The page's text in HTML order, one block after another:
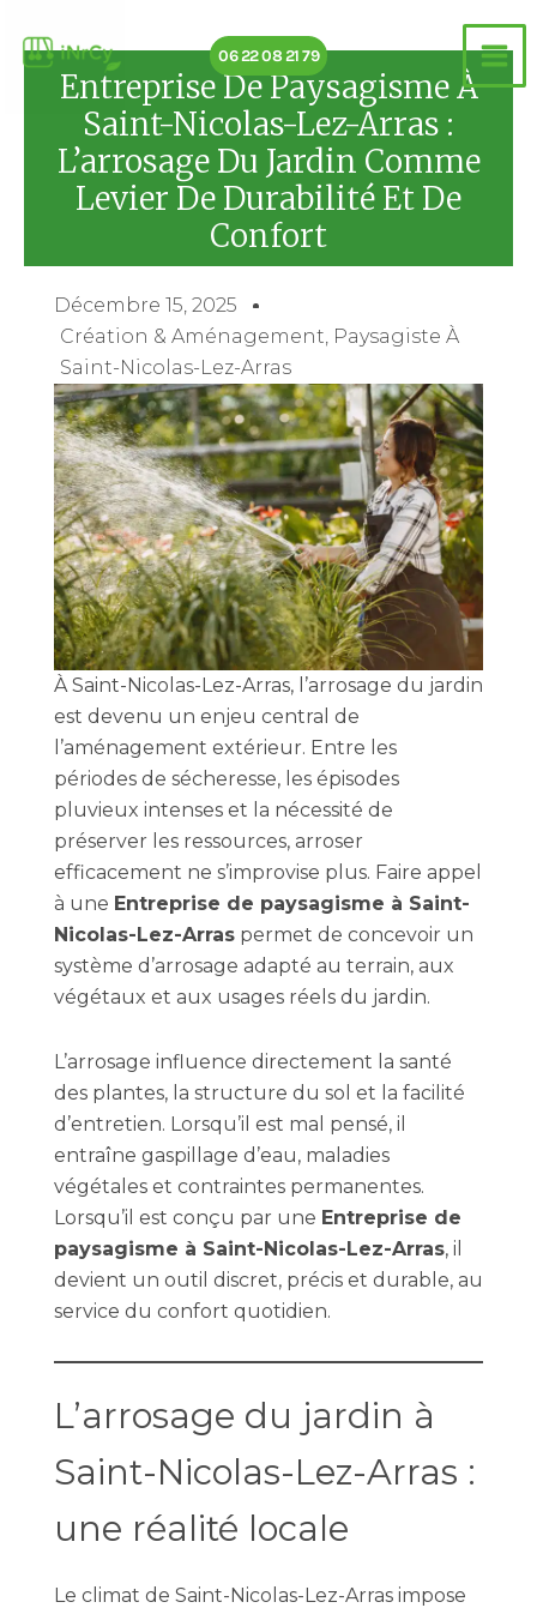
contenu
06 22 08 21 79
Entreprise De Paysagisme À
Saint-Nicolas-Lez-Arras :
L’arrosage Du Jardin Comme
Levier De Durabilité Et De
Confort
Décembre 15, 2025
Création & Aménagement, Paysagiste À
Saint-Nicolas-Lez-Arras
À Saint-Nicolas-Lez-Arras, l’arrosage du jardin
est devenu un enjeu central de
l’aménagement extérieur. Entre les
périodes de sécheresse, les épisodes
pluvieux intenses et la nécessité de
préserver les ressources, arroser
efficacement ne s’improvise plus. Faire appel
à une Entreprise de paysagisme à Saint-
Nicolas-Lez-Arras permet de concevoir un
système d’arrosage adapté au terrain, aux
végétaux et aux usages réels du jardin.
L’arrosage influence directement la santé
des plantes, la structure du sol et la facilité
d’entretien. Lorsqu’il est mal pensé, il
entraîne gaspillage d’eau, maladies
végétales et contraintes permanentes.
Lorsqu’il est conçu par une Entreprise de
paysagisme à Saint-Nicolas-Lez-Arras, il
devient un outil discret, précis et durable, au
service du confort quotidien.
L’arrosage du jardin à
Saint-Nicolas-Lez-Arras :
une réalité locale
Le climat de Saint-Nicolas-Lez-Arras impose